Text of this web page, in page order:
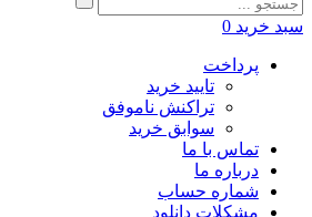
سبد خرید 0
پرداخت
تایید خرید
تراکنش ناموفق
سوابق خرید
تماس با ما
درباره ما
شماره حساب
مشکلات دانلود